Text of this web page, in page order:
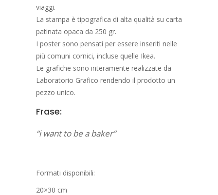
viaggi.
La stampa è tipografica di alta qualità su carta
patinata opaca da 250 gr.
I poster sono pensati per essere inseriti nelle
più comuni cornici, incluse quelle Ikea.
Le grafiche sono interamente realizzate da
Laboratorio Grafico rendendo il prodotto un
pezzo unico.
Frase:
“i want to be a baker”
Formati disponibili:
20×30 cm